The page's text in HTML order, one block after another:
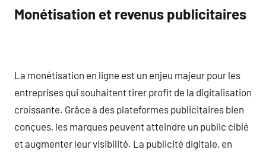
Monétisation et revenus publicitaires
La monétisation en ligne est un enjeu majeur pour les
entreprises qui souhaitent tirer profit de la digitalisation
croissante. Grâce à des plateformes publicitaires bien
conçues, les marques peuvent atteindre un public ciblé
et augmenter leur visibilité. La publicité digitale, en